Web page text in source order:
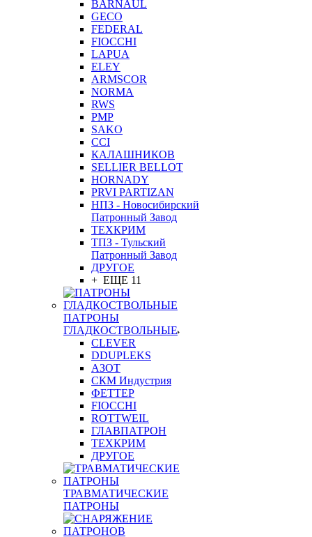
BARNAUL
GEСO
FEDERAL
FIOCCHI
LAPUA
ELEY
ARMSCOR
NORMA
RWS
PMP
SAKO
CCI
КАЛАШНИКОВ
SELLIER BELLOT
HORNADY
PRVI PARTIZAN
НПЗ - Новосибирский
Патронный Завод
ТЕХКРИМ
ТПЗ - Тульский
Патронный Завод
ДРУГОЕ
+ ЕЩЕ 11
ПАТРОНЫ
ГЛАДКОСТВОЛЬНЫЕ
CLEVER
DDUPLEKS
АЗОТ
СКМ Индустрия
ФЕТТЕР
FIOCCHI
ROTTWEIL
ГЛАВПАТРОН
ТЕХКРИМ
ДРУГОЕ
ТРАВМАТИЧЕСКИЕ
ПАТРОНЫ